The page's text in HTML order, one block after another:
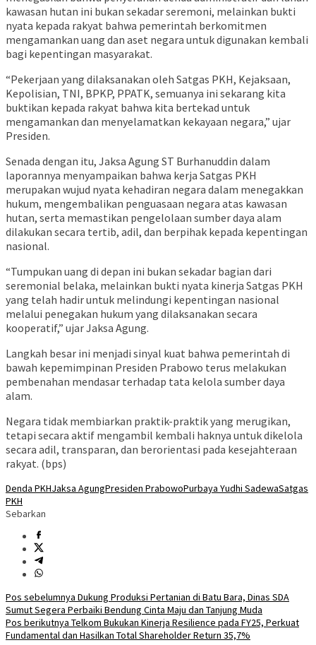
kawasan hutan ini bukan sekadar seremoni, melainkan bukti
nyata kepada rakyat bahwa pemerintah berkomitmen
mengamankan uang dan aset negara untuk digunakan kembali
bagi kepentingan masyarakat.
“Pekerjaan yang dilaksanakan oleh Satgas PKH, Kejaksaan,
Kepolisian, TNI, BPKP, PPATK, semuanya ini sekarang kita
buktikan kepada rakyat bahwa kita bertekad untuk
mengamankan dan menyelamatkan kekayaan negara,” ujar
Presiden.
Senada dengan itu, Jaksa Agung ST Burhanuddin dalam
laporannya menyampaikan bahwa kerja Satgas PKH
merupakan wujud nyata kehadiran negara dalam menegakkan
hukum, mengembalikan penguasaan negara atas kawasan
hutan, serta memastikan pengelolaan sumber daya alam
dilakukan secara tertib, adil, dan berpihak kepada kepentingan
nasional.
“Tumpukan uang di depan ini bukan sekadar bagian dari
seremonial belaka, melainkan bukti nyata kinerja Satgas PKH
yang telah hadir untuk melindungi kepentingan nasional
melalui penegakan hukum yang dilaksanakan secara
kooperatif,” ujar Jaksa Agung.
Langkah besar ini menjadi sinyal kuat bahwa pemerintah di
bawah kepemimpinan Presiden Prabowo terus melakukan
pembenahan mendasar terhadap tata kelola sumber daya
alam.
Negara tidak membiarkan praktik-praktik yang merugikan,
tetapi secara aktif mengambil kembali haknya untuk dikelola
secara adil, transparan, dan berorientasi pada kesejahteraan
rakyat. (bps)
Denda PKHJaksa AgungPresiden PrabowoPurbaya Yudhi SadewaSatgas
PKH
Sebarkan
Navigasi
pos
Pos sebelumnya Dukung Produksi Pertanian di Batu Bara, Dinas SDA
Sumut Segera Perbaiki Bendung Cinta Maju dan Tanjung Muda
Pos berikutnya Telkom Bukukan Kinerja Resilience pada FY25, Perkuat
Fundamental dan Hasilkan Total Shareholder Return 35,7%